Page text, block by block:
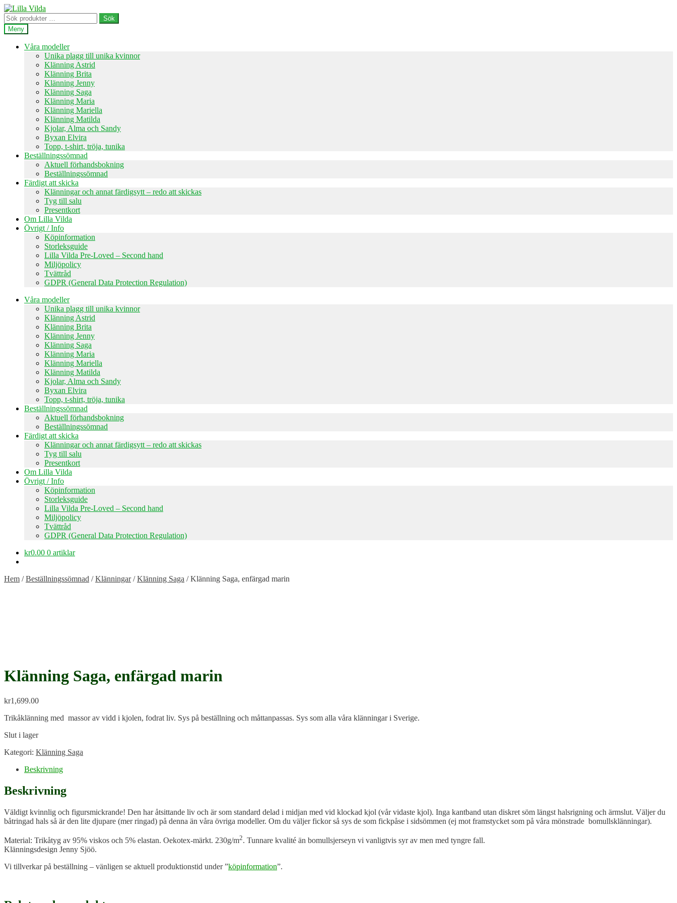
Hoppa
till
navigering
Hoppa
till
innehåll
Sök
efter:
Sök
Meny
Våra modeller
Unika plagg till unika kvinnor
Klänning Astrid
Klänning Brita
Klänning Jenny
Klänning Saga
Klänning Maria
Klänning Mariella
Klänning Matilda
Kjolar, Alma och Sandy
Byxan Elvira
Topp, t-shirt, tröja, tunika
Beställningssömnad
Aktuell förhandsbokning
Beställningssömnad
Färdigt att skicka
Klänningar och annat färdigsytt – redo att skickas
Tyg till salu
Presentkort
Om Lilla Vilda
Övrigt / Info
Köpinformation
Storleksguide
Lilla Vilda Pre-Loved – Second hand
Miljöpolicy
Tvättråd
GDPR (General Data Protection Regulation)
Våra modeller
Unika plagg till unika kvinnor
Klänning Astrid
Klänning Brita
Klänning Jenny
Klänning Saga
Klänning Maria
Klänning Mariella
Klänning Matilda
Kjolar, Alma och Sandy
Byxan Elvira
Topp, t-shirt, tröja, tunika
Beställningssömnad
Aktuell förhandsbokning
Beställningssömnad
Färdigt att skicka
Klänningar och annat färdigsytt – redo att skickas
Tyg till salu
Presentkort
Om Lilla Vilda
Övrigt / Info
Köpinformation
Storleksguide
Lilla Vilda Pre-Loved – Second hand
Miljöpolicy
Tvättråd
GDPR (General Data Protection Regulation)
kr0.00 0 artiklar
Hem /Beställningssömnad /Klänningar/Klänning Saga /Klänning Saga, enfärgad marin
Klänning Saga, enfärgad marin
kr1,699.00
Trikåklänning med massor av vidd i kjolen, fodrat liv. Sys på beställning och måttanpassas. Sys som alla våra klänningar i Sverige.
Slut i lager
Kategori: Klänning Saga
Beskrivning
Beskrivning
Väldigt kvinnlig och figursmickrande! Den har åtsittande liv och är som standard delad i midjan med vid klockad kjol (vår vidaste kjol). Inga kantband utan diskret söm längst halsrigning och ärmslut. Väljer du
båtringad hals så är den lite djupare (mer ringad) på denna än våra övriga modeller. Om du väljer fickor så sys de som fickpåse i sidsömmen (ej mot framstycket som på våra mönstrade bomullsklänningar).
Material: Trikåtyg av 95% viskos och 5% elastan. Oekotex-märkt. 230g/m2. Tunnare kvalité än bomullsjerseyn vi vanligtvis syr av men med tyngre fall.
Klänningsdesign Jenny Sjöö.
Vi tillverkar på beställning – vänligen se aktuell produktionstid under ”köpinformation”.